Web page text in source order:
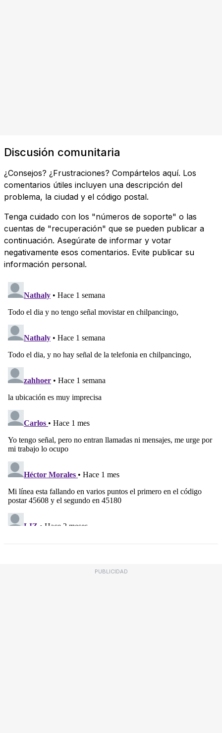
Discusión comunitaria
¿Consejos? ¿Frustraciones? Compártelos aquí. Los
comentarios útiles incluyen una descripción del
problema, la ciudad y el código postal.
Tenga cuidado con los "números de soporte" o las
cuentas de "recuperación" que se pueden publicar a
continuación. Asegúrate de informar y votar
negativamente esos comentarios. Evite publicar su
información personal.
PUBLICIDAD